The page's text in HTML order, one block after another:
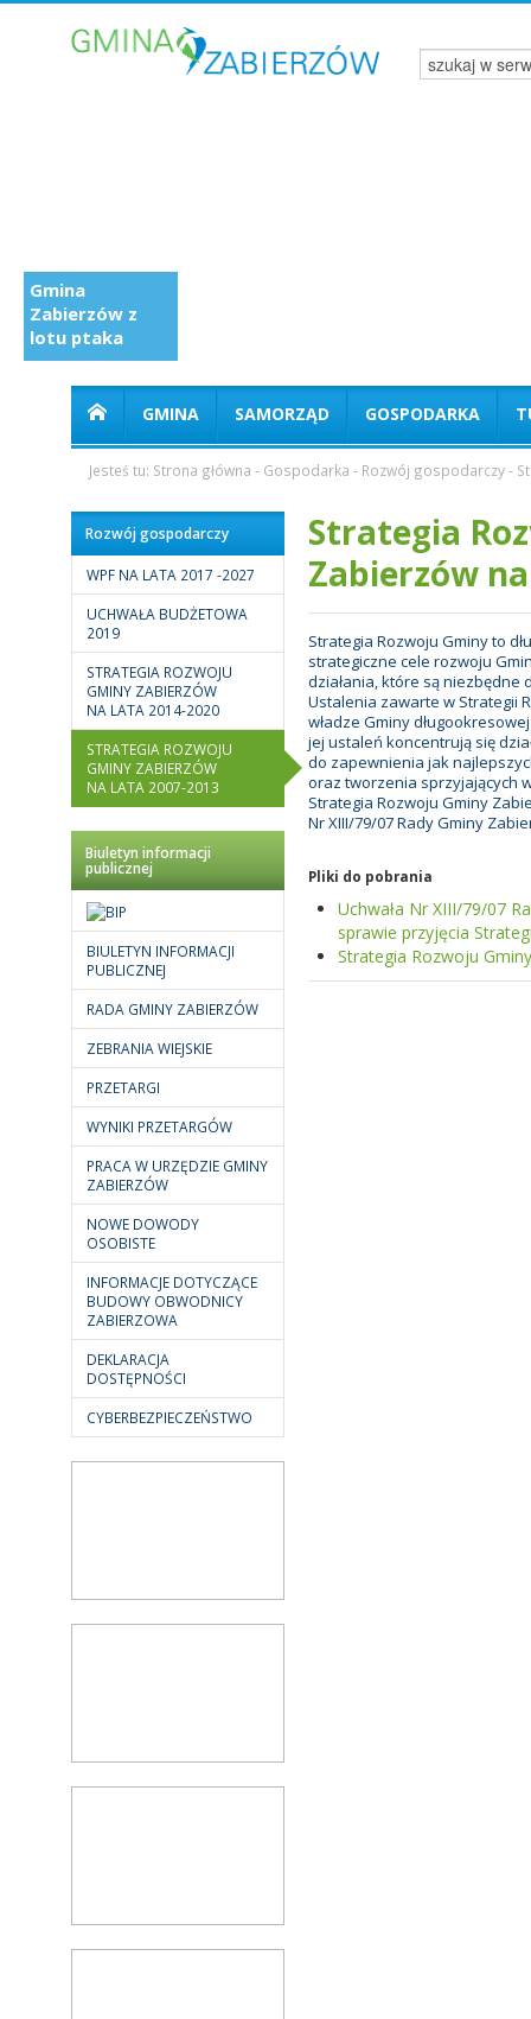
Gmina
Zabierzów z
lotu ptaka
GMINA SAMORZĄD GOSPODARKA
Jesteś tu: Strona główna - Gospodarka - Rozwój gospodarczy-
Rozwój gospodarczy
WPF NA LATA 2017 -2027
UCHWAŁA BUDŻETOWA
2019
STRATEGIA ROZWOJU
GMINY ZABIERZÓW
NA LATA 2014-2020
STRATEGIA ROZWOJU
GMINY ZABIERZÓW
NA LATA 2007-2013
Biuletyn informacji
publicznej
BIULETYN INFORMACJI
PUBLICZNEJ
RADA GMINY ZABIERZÓW
ZEBRANIA WIEJSKIE
PRZETARGI
WYNIKI PRZETARGÓW
PRACA W URZĘDZIE GMINY
ZABIERZÓW
NOWE DOWODY
OSOBISTE
INFORMACJE DOTYCZĄCE
BUDOWY OBWODNICY
ZABIERZOWA
DEKLARACJA
DOSTĘPNOŚCI
CYBERBEZPIECZEŃSTWO
Strategia
Zabierzów
Strategia Rozwoju Gminy to
strategiczne cele rozwoju
działania, które są
Ustalenia zawarte w Strategii
władze Gminy
jej ustaleń koncentrują się
do zapewnienia jak
oraz tworzenia sprzyjających
Strategia Rozwoju Gminy
Nr XIII/79/07 Rady Gminy
Pliki do pobrania
Uchwała Nr XIII/79/07
sprawie przyjęcia
Strategia Rozwoju